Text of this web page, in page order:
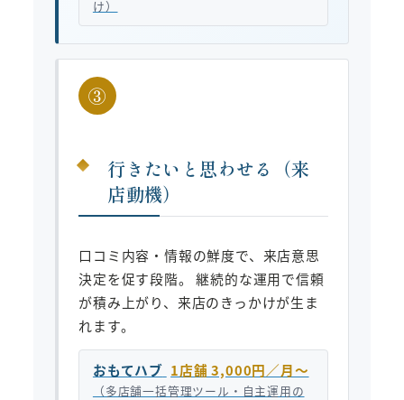
け）
③
行きたいと思わせる（来
店動機）
口コミ内容・情報の鮮度で、来店意思
決定を促す段階。 継続的な運用で信頼
が積み上がり、来店のきっかけが生ま
れます。
おもてハブ 1店舗 3,000円／月〜
（多店舗一括管理ツール・自主運用の